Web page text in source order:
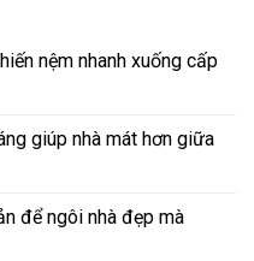
nệm nhanh xuống cấp
giúp nhà mát hơn giữa
để ngôi nhà đẹp mà